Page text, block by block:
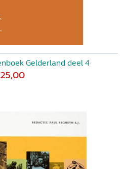
Gelderland deel 4